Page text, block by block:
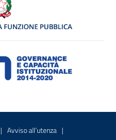
Sito interno - Apre in una nuova
Avviso all’utenza Sito interno -